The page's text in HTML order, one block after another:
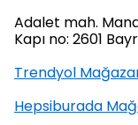
Adalet mah.
Kapı no: 2601
Trendyol
Hepsiburada